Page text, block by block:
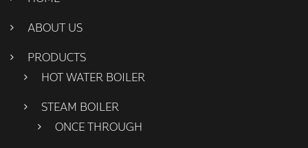
ABOUT US
PRODUCTS
HOT WATER BOILER
STEAM BOILER
ONCE THROUGH